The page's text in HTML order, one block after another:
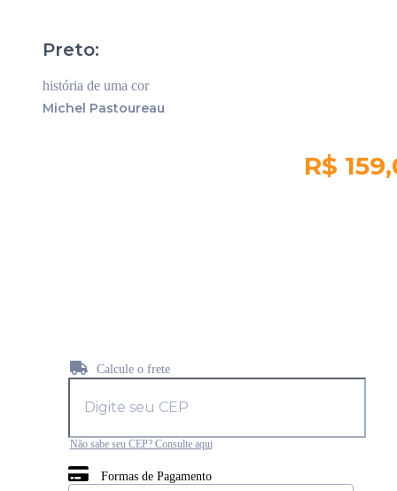
Preto:
história de uma cor
Michel Pastoureau
R$
Calcule o frete
Não sabe seu CEP? Consulte aqui
Formas de Pagamento